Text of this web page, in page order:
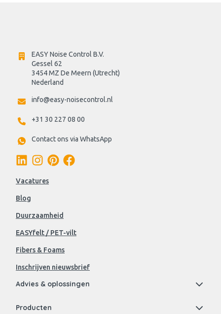
EASY Noise Control B.V.
Gessel 62
3454 MZ De Meern (Utrecht)
Nederland
info@easy-noisecontrol.nl
+31 30 227 08 00
Contact ons via WhatsApp
Vacatures
Blog
Duurzaamheid
EASYfelt / PET-vilt
Fibers & Foams
Inschrijven nieuwsbrief
Advies & oplossingen
Producten